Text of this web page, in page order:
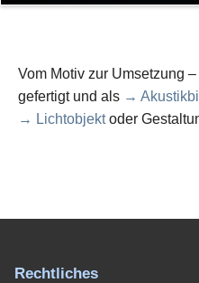
Vom Motiv zur Umsetzung
gefertigt und als →
→ Lichtobjektoder
Rechtliches